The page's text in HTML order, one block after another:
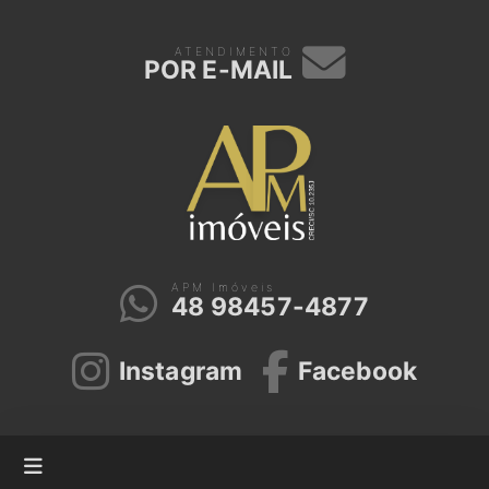
ATENDIMENTO
POR E-MAIL
APM Imóveis
48 98457-4877
Instagram Facebook